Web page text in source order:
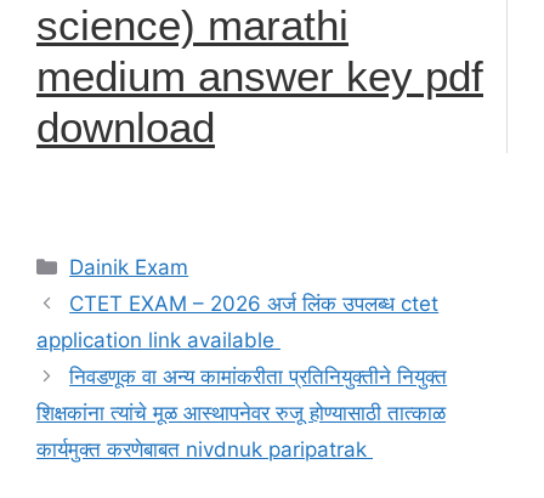
science) marathi
medium answer key pdf
download
Categories
Dainik Exam
CTET EXAM – 2026 अर्ज लिंक उपलब्ध ctet
application link available
निवडणूक वा अन्य कामांकरीता प्रतिनियुक्तीने नियुक्त
शिक्षकांना त्यांचे मूळ आस्थापनेवर रुजू होण्यासाठी तात्काळ
कार्यमुक्त करणेबाबत nivdnuk paripatrak